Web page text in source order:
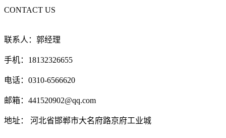
CONTACT US
联系人：郭经理
手机：18132326655
电话：0310-6566620
邮箱：441520902@qq.com
地址： 河北省邯郸市大名府路京府工业城